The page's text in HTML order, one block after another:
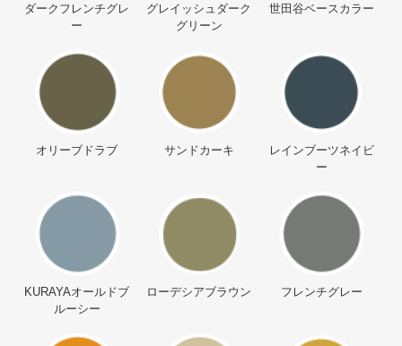
ダークフレンチグレ
ー
グレイッシュダーク
グリーン
世田谷ベースカラー
オリーブドラブ サンドカーキ
レインブーツネイビ
ー
KURAYAオールドブ
ルーシー
ローデシアブラウン フレンチグレー